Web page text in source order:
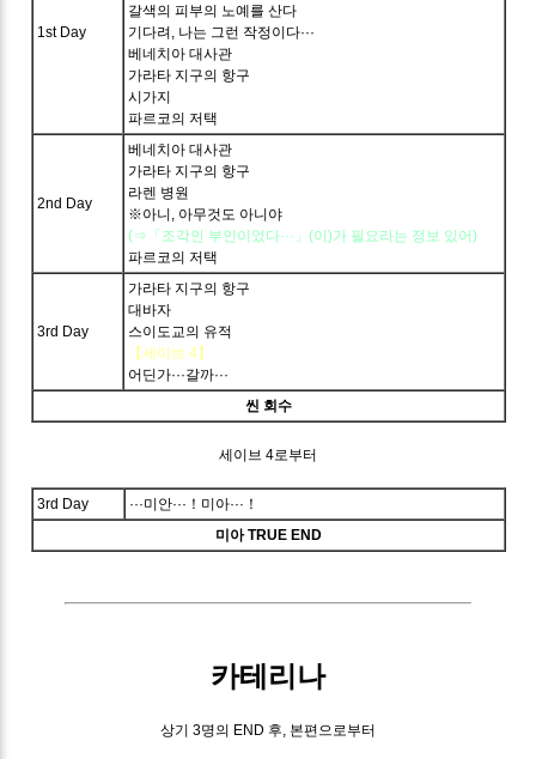
1st Day
갈색의 피부의 노예를 산다
기다려, 나는 그런 작정이다···
베네치아 대사관
가라타 지구의 항구
시가지
파르코의 저택
2nd Day
베네치아 대사관
가라타 지구의 항구
라렌 병원
※아니, 아무것도 아니야
(⇒「조각인 부인이었다···」(이)가 필요라는 정보 있어)
파르코의 저택
3rd Day
가라타 지구의 항구
대바자
스이도교의 유적
【세이브 4】
어딘가···갈까···
씬 회수
세이브 4로부터
3rd Day
···미안···！미아···！
미아 TRUE END
카테리나
상기 3명의 END 후, 본편으로부터